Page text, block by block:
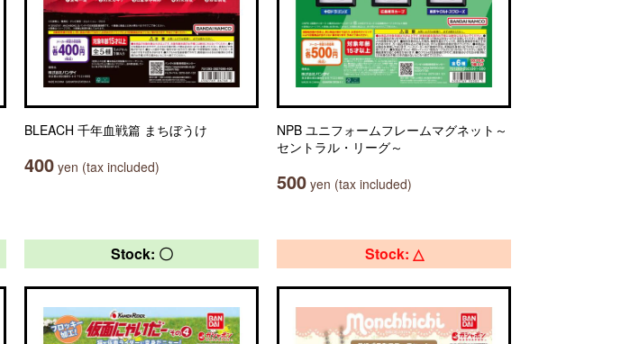
BLEACH 千年血戦篇 まちぼうけ
400 yen (tax included)
NPB ユニフォームフレームマグネット～
セントラル・リーグ～
500 yen (tax included)
Stock: 〇 Stock: △